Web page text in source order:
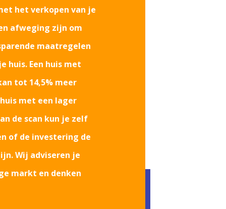
het verkopen van je
afweging zijn om
maatregelen
huis. Een huis met
tot 14,5% meer
met een lager
de scan kun je zelf
of de investering de
Wij adviseren je
markt en denken